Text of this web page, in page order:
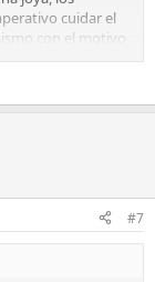
cuidar el
con el motivo
aplanar un
buscar
cambiar la
estaremos.
#7